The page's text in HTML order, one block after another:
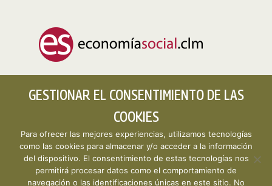
Copyright © 2026 CLMESTAT :: Portal Estadístico de la
GESTIONAR EL CONSENTIMIENTO DE LAS
COOKIES
Para ofrecer las mejores experiencias, utilizamos tecnologías
como las cookies para almacenar y/o acceder a la información
del dispositivo. El consentimiento de estas tecnologías nos
permitirá procesar datos como el comportamiento de
navegación o las identificaciones únicas en este sitio. No